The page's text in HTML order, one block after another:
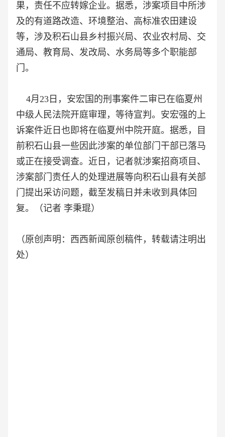
果，责任不应转嫁企业。据悉，涉案项目中所涉
及的有道路改造、环境整治、高标准农田建设
等，涉及积石山县乡村振兴局、农业农村局、交
通局、教育局、发改局、水务局等多个职能部
门。
4月23日，安宏国的刑事案件二审已在临夏州
中级人民法院开庭审理，等待宣判。安宏强的上
诉案件近日也即将在临夏州中院开庭。据悉，目
前积石山县一些因此涉案的单位部门干部已落马
或正在接受调查。近日，记者就涉案招商项目、
涉案部门责任人的处理进展等向积石山县有关部
门提出采访问题，截至发稿日并未收到具体回
复。（记者 李秉琨）
（原创声明：西西新闻原创稿件，转载请注明出
处）